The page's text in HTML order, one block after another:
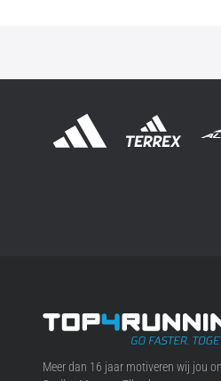
Top4Running.nl
Meer dan 16 jaar motiveren wij jou